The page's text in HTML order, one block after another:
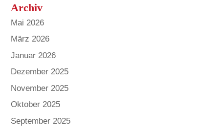
Archiv
Mai 2026
März 2026
Januar 2026
Dezember 2025
November 2025
Oktober 2025
September 2025